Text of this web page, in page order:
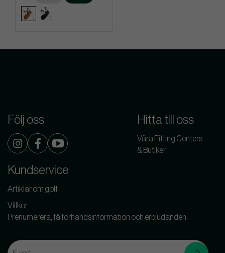
Följ oss Hitta till oss
Våra Fitting Centers
& Butiker
Kundservice
Artiklar om golf
Villkor
Prenumerera, få förhandsinformation och erbjudanden.